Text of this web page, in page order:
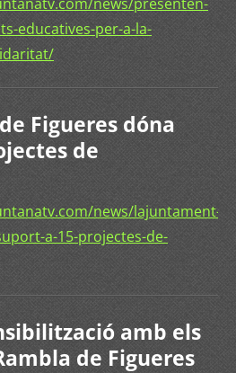
educatives-per-a-la-
Figueres dóna
de
news/lajuntament-
a-15-projectes-de-
amb els
de Figueres